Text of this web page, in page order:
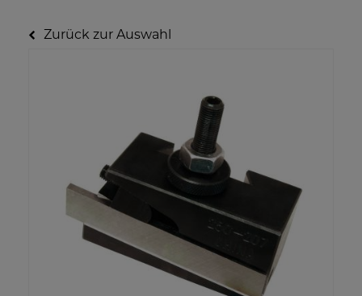
Zurück zur Auswahl